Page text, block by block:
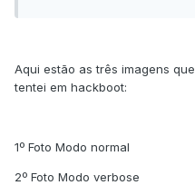
Aqui estão as três imagens
tentei em hackboot:
1º Foto Modo normal
2º Foto Modo verbose